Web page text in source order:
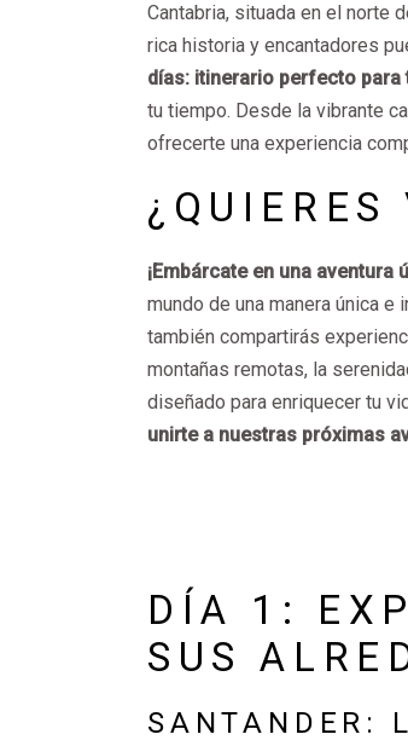
Cantabria, situada en el norte
rica historia y encantadores
días: itinerario perfecto para
tu tiempo. Desde la vibrante
ofrecerte una experiencia
¡Embárcate en una
mundo de una manera única
también compartirás
montañas remotas, la
diseñado para enriquecer tu
unirte a nuestras próximas
DÍA 1:
SUS
SANTANDER: